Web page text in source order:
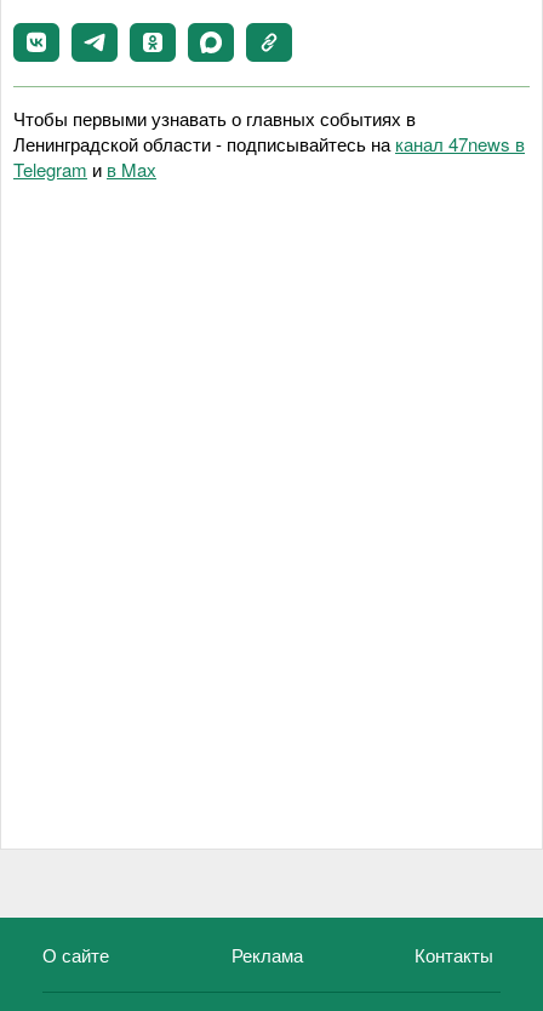
Чтобы первыми узнавать о главных событиях в
Ленинградской области - подписывайтесь на канал 47news в
Telegram и в Maх
О сайте Реклама Контакты